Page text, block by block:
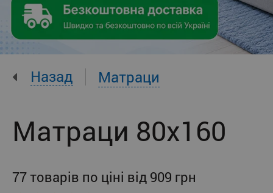
Назад Матраци
Матраци 80x160
77 товарів по ціні від 909 грн